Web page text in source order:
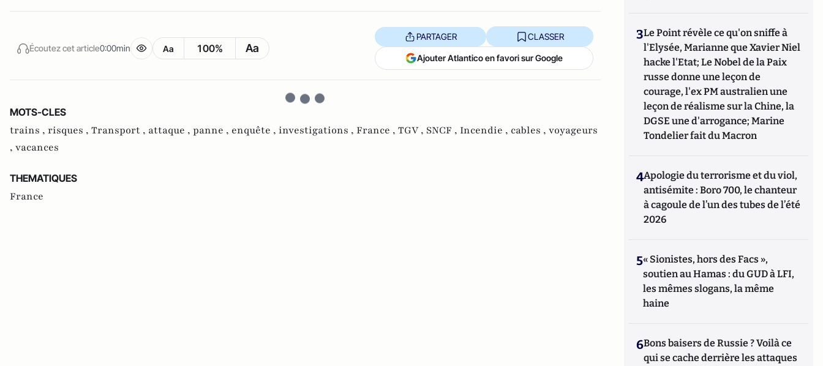
Écoutez cet article0:00min Aa 100% Aa
PARTAGER CLASSER
Ajouter Atlantico en favori sur Google
MOTS-CLES
trains , risques , Transport , attaque , panne , enquête , investigations , France , TGV , SNCF , Incendie , cables , voyageurs
, vacances
THEMATIQUES
France
3Le Point révèle ce qu'on sniffe à
l'Elysée, Marianne que Xavier Niel
hacke l'Etat; Le Nobel de la Paix
russe donne une leçon de
courage, l'ex PM australien une
leçon de réalisme sur la Chine, la
DGSE une d'arrogance; Marine
Tondelier fait du Macron
4Apologie du terrorisme et du viol,
antisémite : Boro 700, le chanteur
à cagoule de l’un des tubes de l’été
2026
5« Sionistes, hors des Facs »,
soutien au Hamas : du GUD à LFI,
les mêmes slogans, la même
haine
6Bons baisers de Russie ? Voilà ce
qui se cache derrière les attaques